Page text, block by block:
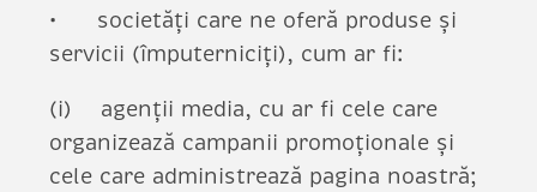
societăți care ne oferă produse și
servicii (împuterniciți), cum ar fi:
(i) agenții media, cu ar fi cele care
organizează campanii promoționale și
cele care administrează pagina noastră;